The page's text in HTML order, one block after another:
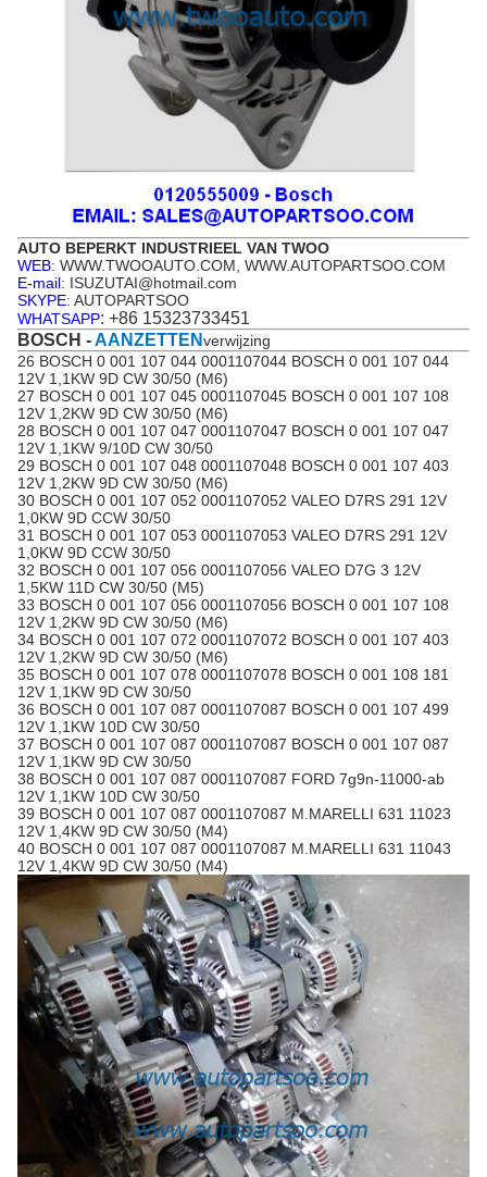
AUTO BEPERKT INDUSTRIEEL VAN TWOO
WEB: WWW.TWOOAUTO.COM, WWW.AUTOPARTSOO.COM
E-mail: ISUZUTAI@hotmail.com
SKYPE: AUTOPARTSOO
WHATSAPP: +86 15323733451
BOSCH -AANZETTENverwijzing
26 BOSCH 0 001 107 044 0001107044 BOSCH 0 001 107 044
12V 1,1KW 9D CW 30/50 (M6)
27 BOSCH 0 001 107 045 0001107045 BOSCH 0 001 107 108
12V 1,2KW 9D CW 30/50 (M6)
28 BOSCH 0 001 107 047 0001107047 BOSCH 0 001 107 047
12V 1,1KW 9/10D CW 30/50
29 BOSCH 0 001 107 048 0001107048 BOSCH 0 001 107 403
12V 1,2KW 9D CW 30/50 (M6)
30 BOSCH 0 001 107 052 0001107052 VALEO D7RS 291 12V
1,0KW 9D CCW 30/50
31 BOSCH 0 001 107 053 0001107053 VALEO D7RS 291 12V
1,0KW 9D CCW 30/50
32 BOSCH 0 001 107 056 0001107056 VALEO D7G 3 12V
1,5KW 11D CW 30/50 (M5)
33 BOSCH 0 001 107 056 0001107056 BOSCH 0 001 107 108
12V 1,2KW 9D CW 30/50 (M6)
34 BOSCH 0 001 107 072 0001107072 BOSCH 0 001 107 403
12V 1,2KW 9D CW 30/50 (M6)
35 BOSCH 0 001 107 078 0001107078 BOSCH 0 001 108 181
12V 1,1KW 9D CW 30/50
36 BOSCH 0 001 107 087 0001107087 BOSCH 0 001 107 499
12V 1,1KW 10D CW 30/50
37 BOSCH 0 001 107 087 0001107087 BOSCH 0 001 107 087
12V 1,1KW 9D CW 30/50
38 BOSCH 0 001 107 087 0001107087 FORD 7g9n-11000-ab
12V 1,1KW 10D CW 30/50
39 BOSCH 0 001 107 087 0001107087 M.MARELLI 631 11023
12V 1,4KW 9D CW 30/50 (M4)
40 BOSCH 0 001 107 087 0001107087 M.MARELLI 631 11043
12V 1,4KW 9D CW 30/50 (M4)